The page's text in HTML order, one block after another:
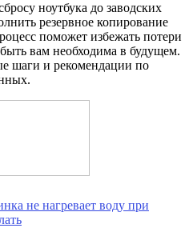
ноутбука до заводских
резервное копирование
поможет избежать потери
вам необходима в будущем.
шаги и рекомендации по
не нагревает воду при